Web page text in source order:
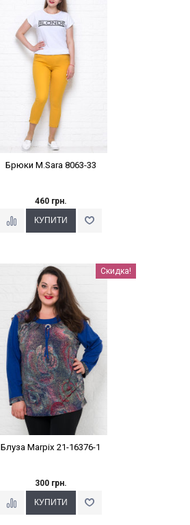
Брюки M.Sara 8063-33
460 грн.
Наклейки Варіант з % Скидка!
Блуза Marpix 21-16376-1
300 грн.